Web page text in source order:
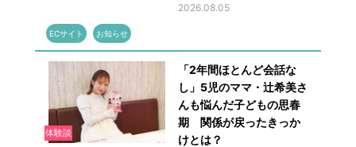
2026.08.05
ECサイト お知らせ
体験談
「2年間ほとんど会話な
し」5児のママ・辻希美さ
んも悩んだ子どもの思春
期 関係が戻ったきっか
けとは？